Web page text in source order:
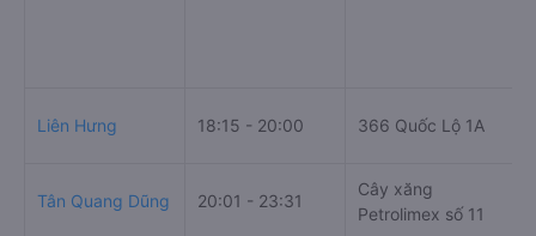
Liên Hưng 18:15 - 20:00 366 Quốc Lộ 1A
Tân Quang Dũng 20:01 - 23:31
Cây xăng
Petrolimex số 11